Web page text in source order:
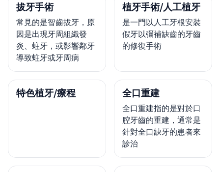
拔牙手術
常見的是智齒拔牙，原
因是出現牙周組織發
炎、蛀牙，或影響鄰牙
導致蛀牙或牙周病
植牙手術/人工植牙
是一門以人工牙根安裝
假牙以彌補缺齒的牙齒
的修復手術
特色植牙/療程 全口重建
全口重建指的是對於口
腔牙齒的重建，通常是
針對全口缺牙的患者來
診治